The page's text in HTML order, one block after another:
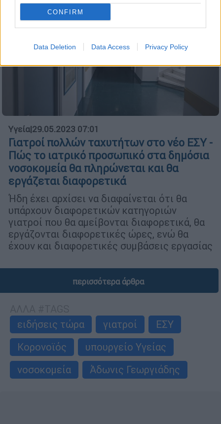
CONFIRM
Data Deletion Data Access Privacy Policy
Υγεία|29.05.2023 07:01
Γιατροί πολλών ταχυτήτων στο νέο ΕΣΥ -
Πώς το ιατρικό προσωπικό στα δημόσια
νοσοκομεία θα πληρώνεται και θα
εργάζεται διαφορετικά
Ήδη έχει αρχίσει να διαφαίνεται ότι θα
υπάρχουν διαφορετικών κατηγοριών
γιατροί που θα αμείβονται διαφορετικά, θα
εργάζονται διαφορετικές ώρες, ενώ θα
έχουν και διαφορετικές συμβάσεις εργασίας
περισσότερα άρθρα
ειδήσεις τώρα
γιατροί
ΕΣΥ
Κορονοϊός
υπουργείο Υγείας
νοσοκομεία
Άδωνις Γεωργιάδης